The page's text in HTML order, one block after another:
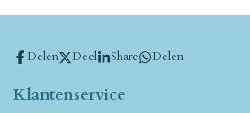
Delen Deel Share Delen
Klantenservice